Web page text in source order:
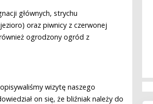
głównych, strychu
oraz piwnicy z czerwonej
ogrodzony ogród z
wizytę naszego
on się, że bliźniak należy do